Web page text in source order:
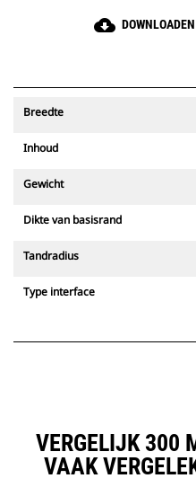
cloud_download DOWNLOADEN
Breedte
Inhoud
Gewicht
Dikte van basisrand
Tandradius
Type interface
VERGELIJK 300
VAAK